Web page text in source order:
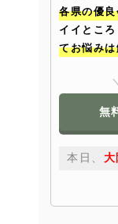
各県の優
イイとこ
てお悩みは
無
本日、 大